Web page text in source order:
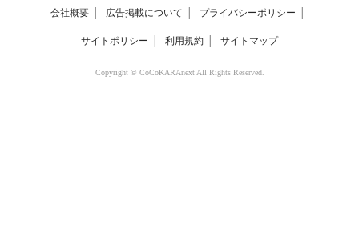
会社概要 広告掲載について プライバシーポリシー
サイトポリシー 利用規約 サイトマップ
Copyright © CoCoKARAnext All Rights Reserved.